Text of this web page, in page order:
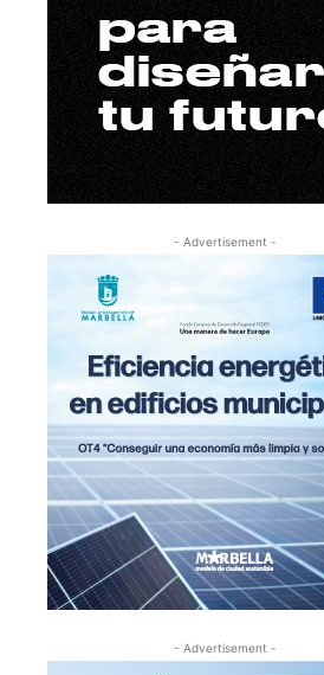
- Advertisement -
- Advertisement -